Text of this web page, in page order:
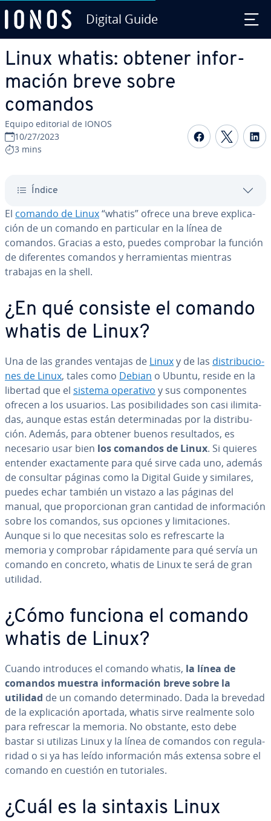
Digital Guide
Linux whatis: obtener in­fo­r­
ma­ción breve sobre
comandos
Equipo editorial de IONOS
10/27/2023
3 mins
Compartir
Índice
El comando de Linux“whatis” ofrece una breve ex­pli­ca­
ción de un comando en pa­r­ti­cu­lar en la línea de
comandos. Gracias a esto, puedes comprobar la función
de di­fe­re­n­tes comandos y he­rra­mie­n­tas mientras
trabajas en la shell.
¿En qué consiste el comando
whatis de Linux?
Una de las grandes ventajas de Linuxy de las di­s­tri­bu­cio­
nes de Linux, tales como Debian o Ubuntu, reside en la
libertad que el sistema operativo y sus co­m­po­ne­n­tes
ofrecen a los usuarios. Las po­si­bi­li­da­des son casi ili­mi­ta­
das, aunque estas están de­te­r­mi­na­das por la di­s­tri­bu­
ción. Además, para obtener buenos re­su­l­ta­dos, es
necesario usar bien los comandos de Linux. Si quieres
entender exac­ta­me­n­te para qué sirve cada uno, además
de consultar páginas como la Digital Guide y similares,
puedes echar también un vistazo a las páginas del
manual, que pro­po­r­cio­nan gran cantidad de in­fo­r­ma­ción
sobre los comandos, sus opciones y li­mi­ta­cio­nes.
Aunque si lo que necesitas solo es re­fre­s­car­te la
memoria y comprobar rá­pi­da­me­n­te para qué servía un
comando en concreto, whatis de Linux te será de gran
utilidad.
¿Cómo funciona el comando
whatis de Linux?
Cuando in­tro­du­ces el comando whatis, la línea de
comandos muestra in­fo­r­ma­ción breve sobre la
utilidad de un comando de­te­r­mi­na­do. Dada la brevedad
de la ex­pli­ca­ción aportada, whatis sirve realmente solo
para refrescar la memoria. No obstante, esto debe
bastar si utilizas Linux y la línea de comandos con re­gu­la­
ri­dad o si ya has leído in­fo­r­ma­ción más extensa sobre el
comando en cuestión en tu­to­ria­les.
¿Cuál es la sintaxis Linux